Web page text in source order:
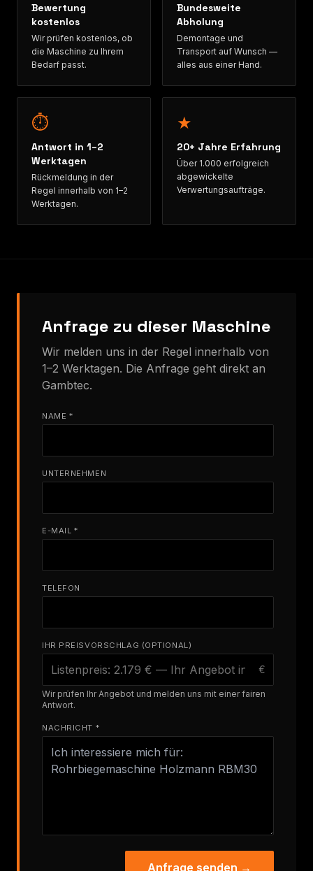
Bewertung
kostenlos
Wir prüfen kostenlos, ob
die Maschine zu Ihrem
Bedarf passt.
Bundesweite
Abholung
Demontage und
Transport auf Wunsch —
alles aus einer Hand.
⏱
Antwort in 1–2
Werktagen
Rückmeldung in der
Regel innerhalb von 1–2
Werktagen.
★
20+ Jahre Erfahrung
Über 1.000 erfolgreich
abgewickelte
Verwertungsaufträge.
Anfrage zu dieser Maschine
Wir melden uns in der Regel innerhalb von
1–2 Werktagen. Die Anfrage geht direkt an
Gambtec.
NAME *
UNTERNEHMEN
E-MAIL *
TELEFON
IHR PREISVORSCHLAG (OPTIONAL)
€
Wir prüfen Ihr Angebot und melden uns mit einer fairen
Antwort.
NACHRICHT *
Anfrage senden →